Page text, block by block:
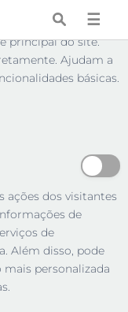
principal do site.
Ajudam a
básicas.
ações dos visitantes
de
de
Além disso, pode
personalizada
☰